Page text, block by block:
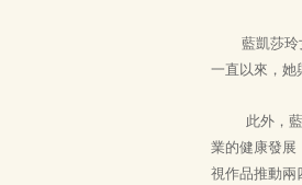
藍凱莎
一直以來，她
此外，
業的健康發展
視作品推動兩